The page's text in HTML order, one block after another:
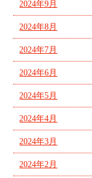
2024年9月
2024年8月
2024年7月
2024年6月
2024年5月
2024年4月
2024年3月
2024年2月